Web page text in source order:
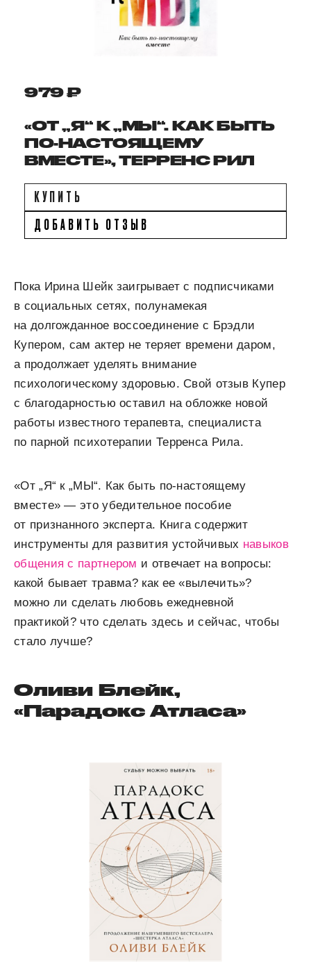
979 ₽
«ОТ „Я“ К „МЫ“. КАК БЫТЬ
ПО-НАСТОЯЩЕМУ
ВМЕСТЕ», ТЕРРЕНС РИЛ
КУПИТЬ
ДОБАВИТЬ ОТЗЫВ
Пока Ирина Шейк заигрывает с подписчиками
в социальных сетях, полунамекая
на долгожданное воссоединение с Брэдли
Купером, сам актер не теряет времени даром,
а продолжает уделять внимание
психологическому здоровью. Свой отзыв Купер
с благодарностью оставил на обложке новой
работы известного терапевта, специалиста
по парной психотерапии Терренса Рила.
«От „Я“ к „МЫ“. Как быть по-настоящему
вместе» — это убедительное пособие
от признанного эксперта. Книга содержит
инструменты для развития устойчивых навыков
общения с партнером и отвечает на вопросы:
какой бывает травма? как ее «вылечить»?
можно ли сделать любовь ежедневной
практикой? что сделать здесь и сейчас, чтобы
стало лучше?
Оливи Блейк,
«Парадокс Атласа»